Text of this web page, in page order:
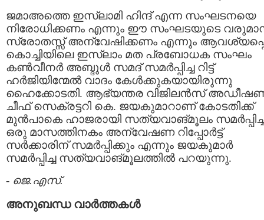
ജമാഅത്തെ ഇസ്ലാമി ഹിന്ദ്‌ എന്ന സംഘടനയെ
നിരോധിക്കണം എന്നും ഈ സംഘടയുടെ
സ്രോതസ്സ് അന്വേഷിക്കണം എന്നും
കൊച്ചിയിലെ ഇസ്ലാം മത പ്രബോധക സംഘം
കണ്‍വീനര്‍ അബ്ദുള്‍ സമദ്‌ സമര്‍പ്പിച്ച റിട്ട്
ഹര്‍ജിയിന്മേല്‍ വാദം കേള്‍ക്കുകയായിരുന്നു
ഹൈക്കോടതി. ആഭ്യന്തര വിജിലന്‍സ്‌
ചീഫ്‌ സെക്രട്ടറി കെ. ജയകുമാറാണ് കോടതിക്ക്
മുന്‍പാകെ ഹാജരായി സത്യവാങ്മൂലം
ഒരു മാസത്തിനകം അന്വേഷണ റിപ്പോര്‍ട്ട്
സര്‍ക്കാരിന് സമര്‍പ്പിക്കും എന്നും ജയകുമാര്‍
സമര്‍പ്പിച്ച സത്യവാങ്മൂലത്തില്‍ പറയുന്നു.
- ജെ.എസ്.
അനുബന്ധ വാര്‍ത്തകള്‍